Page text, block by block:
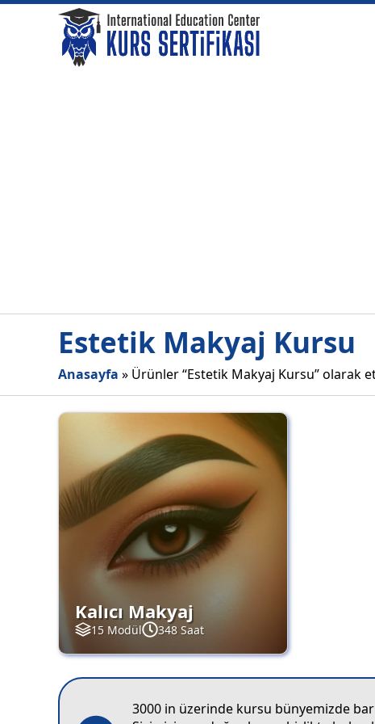
Estetik Makyaj Kursu
Anasayfa » Ürünler “Estetik Makyaj Kursu” olarak
Kalıcı Makyaj
15 Modül 348 Saat
3000 in üzerinde kursu bünyemizde